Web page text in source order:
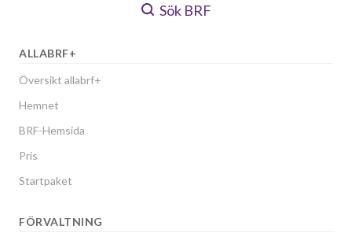
Sök BRF
ALLABRF+
Översikt allabrf+
Hemnet
BRF-Hemsida
Pris
Startpaket
FÖRVALTNING